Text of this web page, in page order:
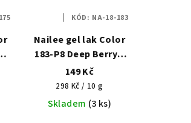
Nailee gel lak Color
183-P8 Deep Berry –
Opojné ostružiny
HEMA Free 6g
149 Kč
Měrná
cena:
298 Kč / 10 g
Skladem (3 ks)
KÓD: NA-18-183